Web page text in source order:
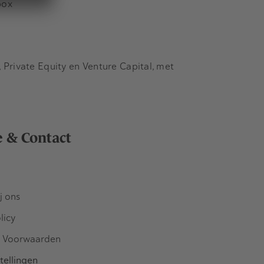
& Contact
ons
Equity en Venture Capital, met